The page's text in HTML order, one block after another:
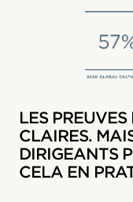
LES
CLAIRES.
DIRIGEANTS
CELA EN